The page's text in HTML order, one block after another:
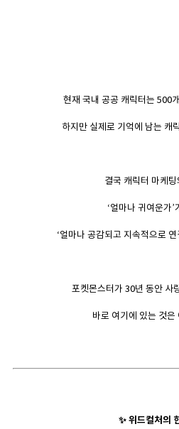
현재 국내 공공 캐릭터는 500
하지만 실제로 기억에 남는 캐
결국 캐릭터 마케
‘얼마나 귀여운가’
‘얼마나 공감되고 지속적으로
포켓몬스터가 30년 동안 사
바로 여기에 있는 것은
✨ 위드컬처의